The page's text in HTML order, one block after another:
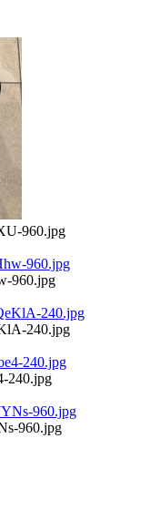
960.jpg
960.jpg
240.jpg
240.jpg
960.jpg